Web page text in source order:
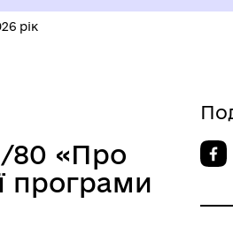
БЕЗБАР`ЄРНІСТЬ
рік
80 «Про
програми